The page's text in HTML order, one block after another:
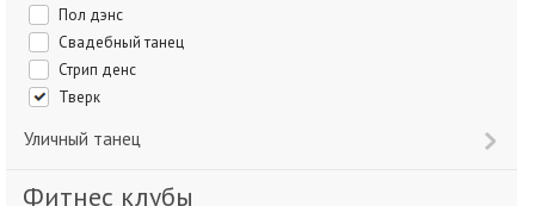
Пол дэнс
Свадебный танец
Стрип денс
Тверк
Уличный танец
Фитнес клубы